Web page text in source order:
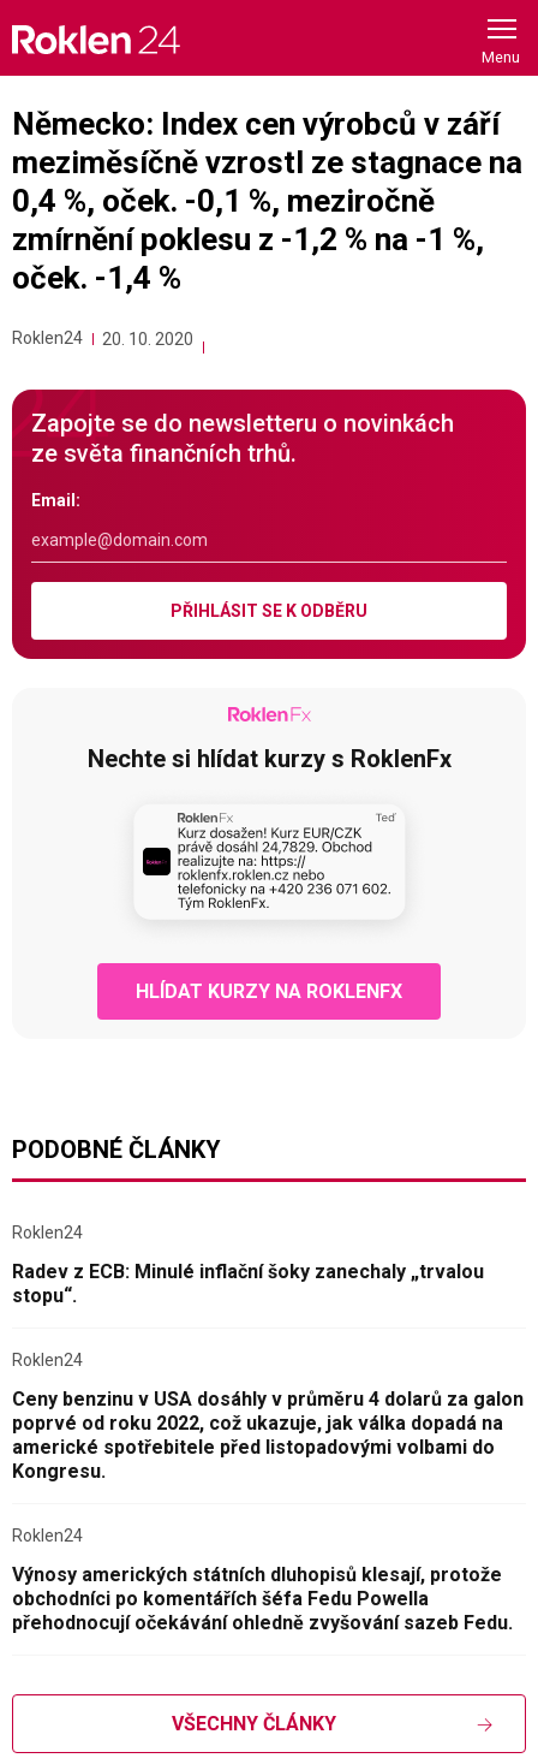
content
Německo: Index cen výrobců v září
meziměsíčně vzrostl ze stagnace na
0,4 %, oček. -0,1 %, meziročně
zmírnění poklesu z -1,2 % na -1 %,
oček. -1,4 %
Roklen24 20. 10. 2020
Zapojte se do newsletteru o novinkách
ze světa finančních trhů.
Email:
PŘIHLÁSIT SE K ODBĚRU
Nechte si hlídat kurzy s RoklenFx
HLÍDAT KURZY NA ROKLENFX
PODOBNÉ ČLÁNKY
Roklen24
Radev z ECB: Minulé inflační šoky zanechaly „trvalou
stopu“.
Roklen24
Ceny benzinu v USA dosáhly v průměru 4 dolarů za galon
poprvé od roku 2022, což ukazuje, jak válka dopadá na
americké spotřebitele před listopadovými volbami do
Kongresu.
Roklen24
Výnosy amerických státních dluhopisů klesají, protože
obchodníci po komentářích šéfa Fedu Powella
přehodnocují očekávání ohledně zvyšování sazeb Fedu.
VŠECHNY ČLÁNKY